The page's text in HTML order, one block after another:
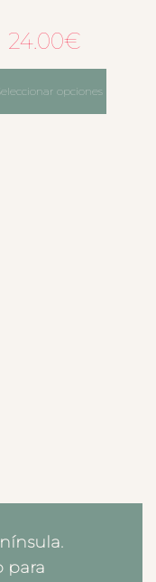
24.00€
opciones
Península.